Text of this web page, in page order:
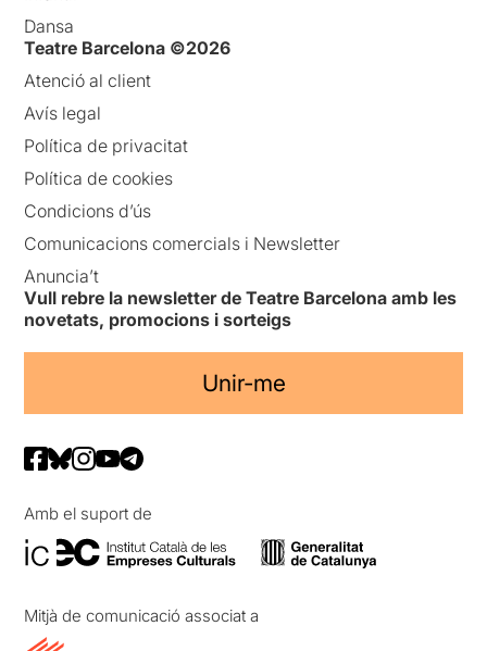
Dansa
Teatre Barcelona ©2026
Atenció al client
Avís legal
Política de privacitat
Política de cookies
Condicions d’ús
Comunicacions comercials i Newsletter
Anuncia’t
Vull rebre la newsletter de Teatre Barcelona amb les
novetats, promocions i sorteigs
Unir-me
Amb el suport de
Mitjà de comunicació associat a